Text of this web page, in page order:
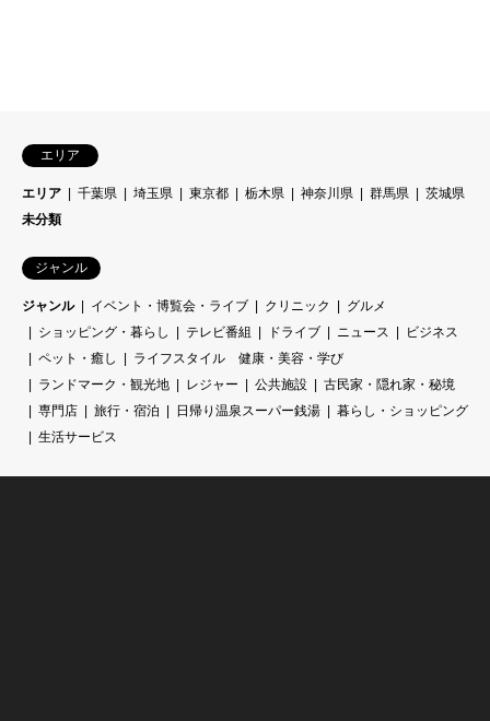
エリア
エリア 千葉県 埼玉県 東京都 栃木県 神奈川県 群馬県
茨城県
未分類
ジャンル
ジャンル イベント・博覧会・ライブ クリニック
グルメ
ショッピング・暮らし
テレビ番組 ドライブ ニュース
ビジネス
ペット・癒し
ライフスタイル 健康・美容・学び
ランドマーク・観光地
レジャー 公共施設
古民家・隠れ家・秘境
専門店
旅行・宿泊 日帰り温泉スーパー銭湯
暮らし・ショッピング
生活サービス